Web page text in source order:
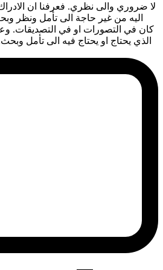
لا ضروري والى نظري. فعرفنا ان
اليه من غير حاجة الى تأمل ونظر
كان في التصورات او في التصديقات.
الذي يحتاج او يحتاج فيه الى تأمل